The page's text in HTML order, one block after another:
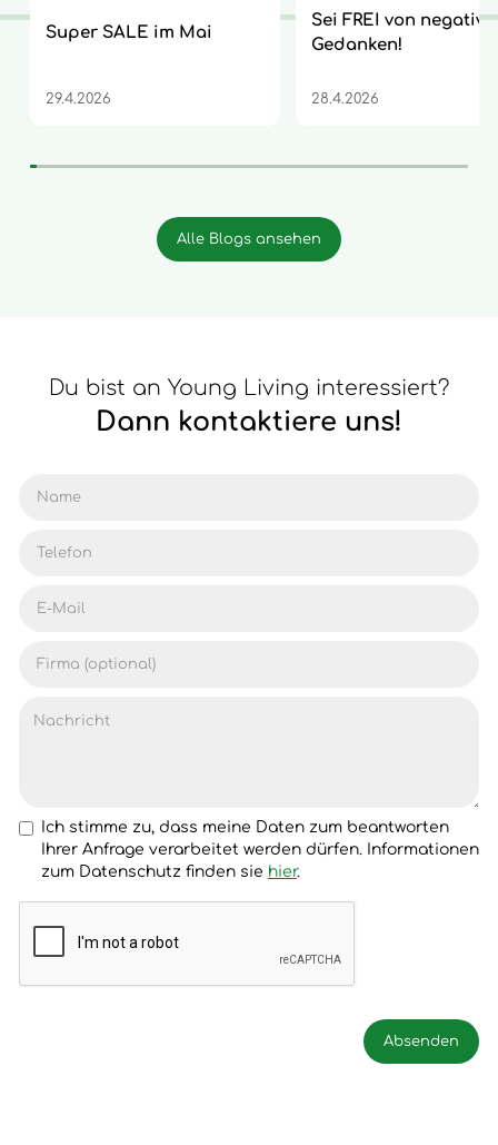
Super SALE im Mai
29.4.2026
Sei FREI von
Gedanken!
28.4.2026
Alle Blogs ansehen
Du bist an Young Living interessiert?
Dann kontaktiere uns!
Ich stimme zu, dass meine Daten zum beantworten
Ihrer Anfrage verarbeitet werden dürfen. Informationen
zum Datenschutz finden sie hier.